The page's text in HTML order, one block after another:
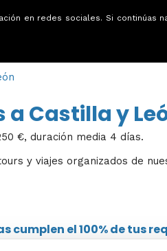
Ofertas Blog
Castilla y
€, duración media 4 días.
y viajes organizados de
cumplen el 100% de tus
en redes sociales. Si continúas